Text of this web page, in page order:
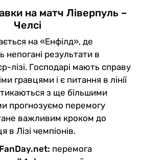
на матч Ліверпуль –
Челсі
на «Енфілд», де
непогані результати в
лізі. Господарі мають справу
гравцями і є питання в лінії
з ще більшими
прогнозуємо перемогу
важливим кроком до
в Лізі чемпіонів.
перемога